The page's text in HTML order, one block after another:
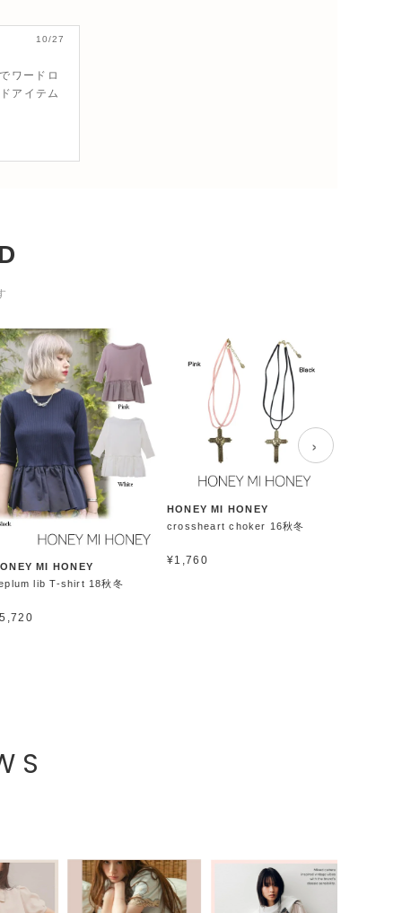
10/27
ワードロ
アイテム
MI HONEY
lib T-shirt 18秋冬
HONEY MI HONEY
crossheart choker 16秋冬
¥1,760
›